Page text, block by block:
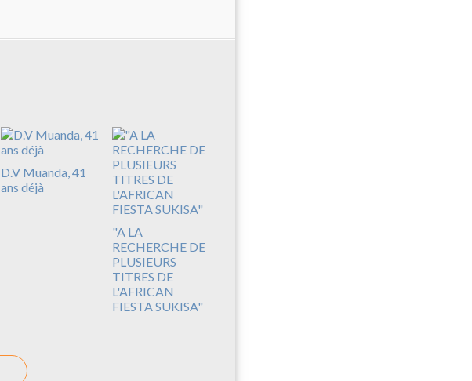
D.V Muanda, 41
ans déjà
"A LA
RECHERCHE DE
PLUSIEURS
TITRES DE
L'AFRICAN
FIESTA SUKISA"